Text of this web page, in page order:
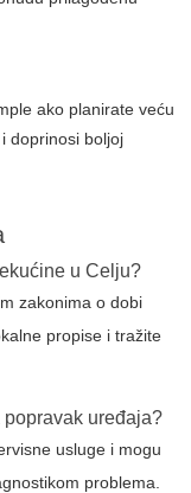
ako planirate veću
doprinosi boljoj
u Celju?
zakonima o dobi
propise i tražite
uređaja?
usluge i mogu
problema.